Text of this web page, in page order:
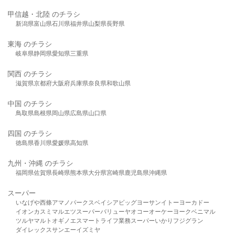
甲信越・北陸 のチラシ
新潟県富山県石川県福井県山梨県長野県
東海 のチラシ
岐阜県静岡県愛知県三重県
関西 のチラシ
滋賀県京都府大阪府兵庫県奈良県和歌山県
中国 のチラシ
鳥取県島根県岡山県広島県山口県
四国 のチラシ
徳島県香川県愛媛県高知県
九州・沖縄 のチラシ
福岡県佐賀県長崎県熊本県大分県宮崎県鹿児島県沖縄県
スーパー
いなげや西條アマノパークスベイシア ビッグヨーサンイトーヨーカドー
イオンカスミ マルエツスーパーバリューヤオコーオーケー ヨークベニマル
ツルヤマルト オギノ エスマート ライフ業務スーパーいかり フジグラン
ダイレックスサンエーイズミヤ